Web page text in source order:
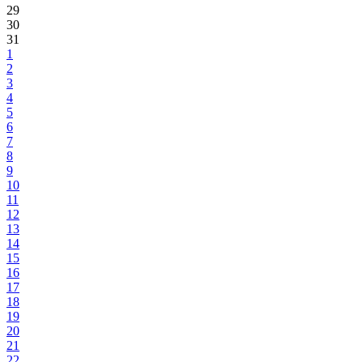
29
30
31
1
2
3
4
5
6
7
8
9
10
11
12
13
14
15
16
17
18
19
20
21